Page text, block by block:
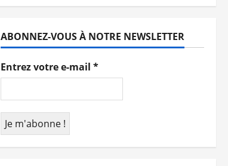
ABONNEZ-VOUS À NOTRE NEWSLETTER
Entrez votre e-mail *